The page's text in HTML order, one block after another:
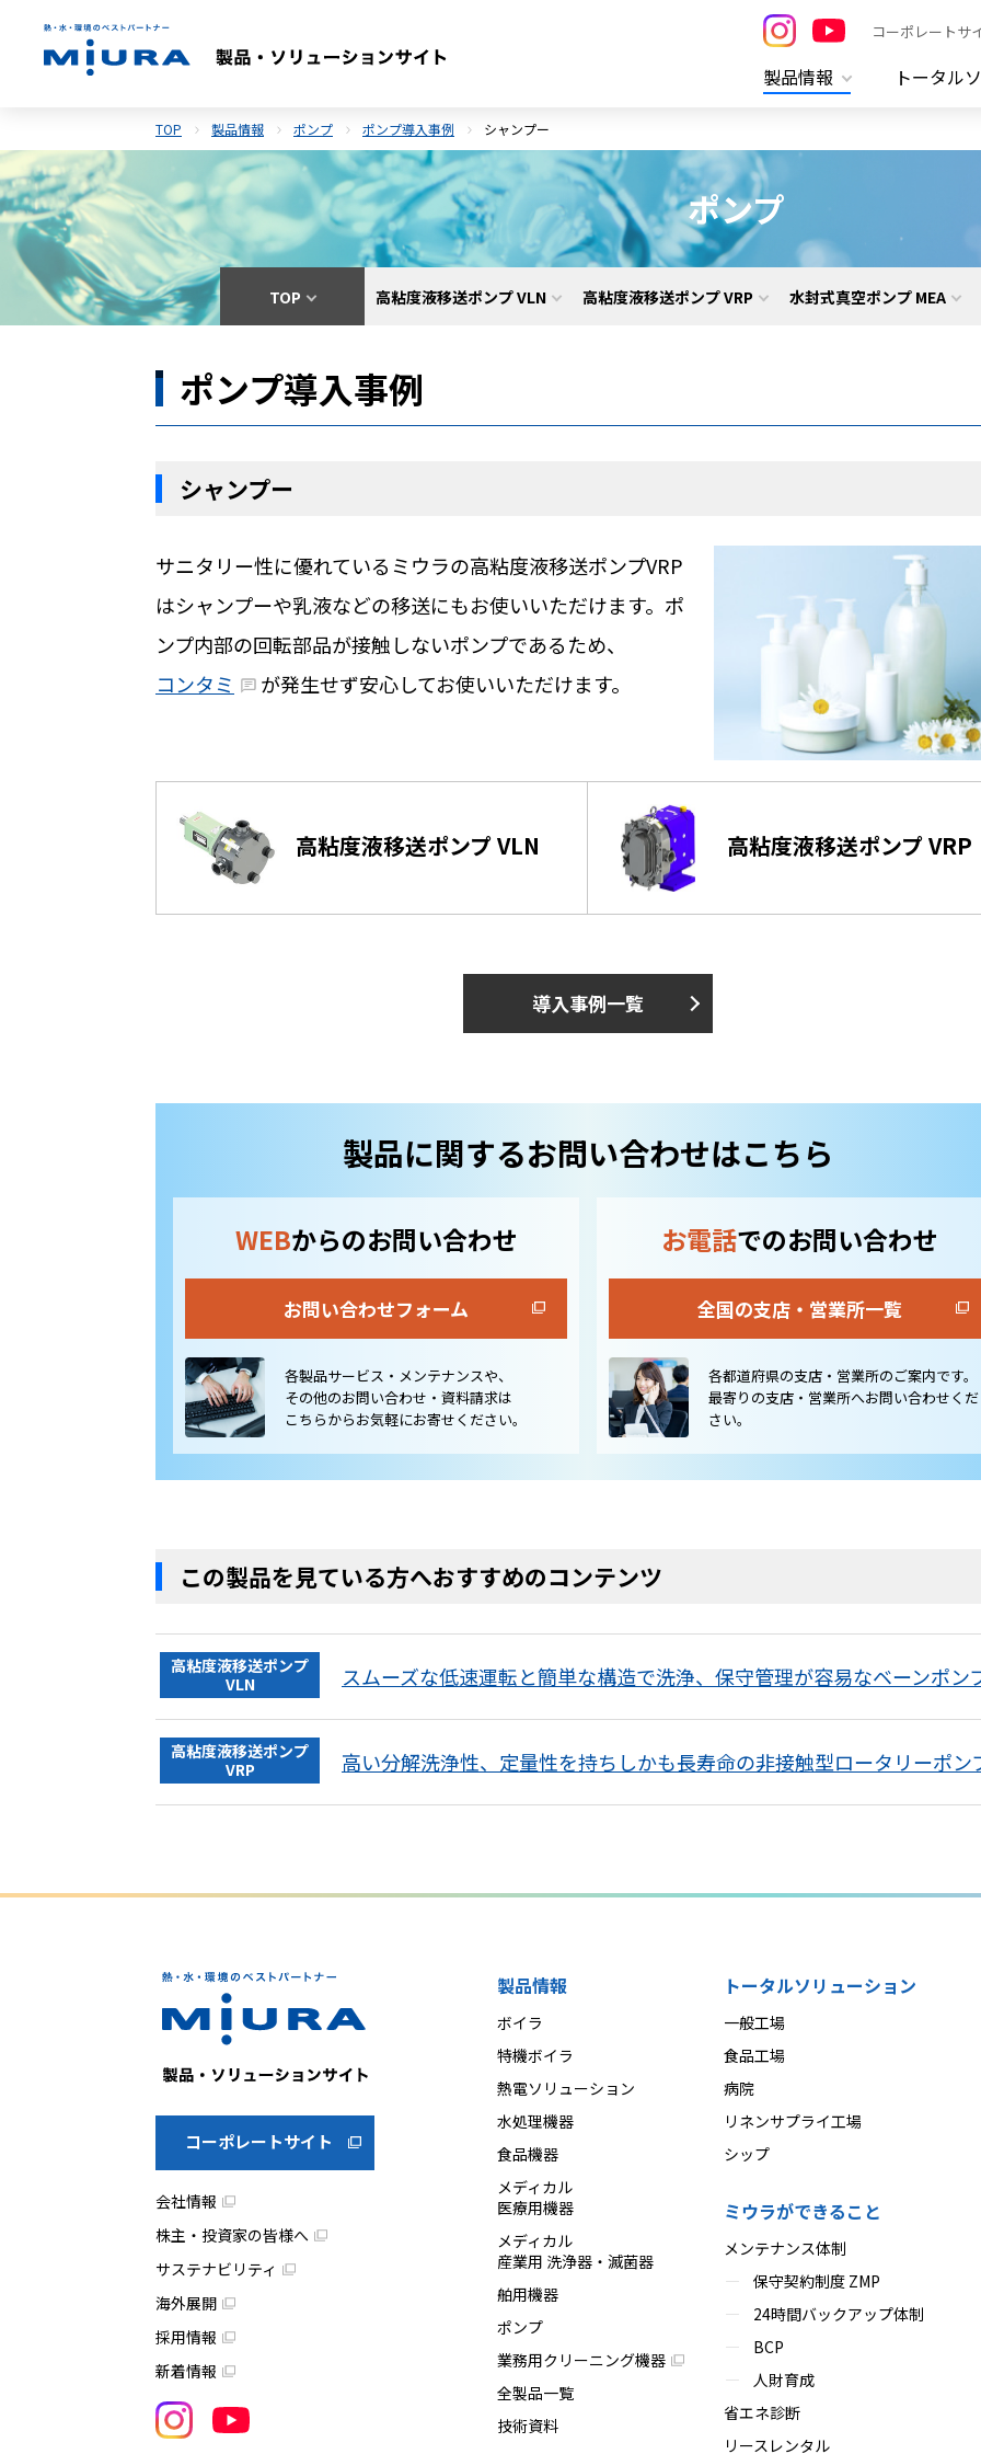
コーポレートサ
製品情報 トータル
TOP 製品情報 ポンプ ポンプ導入事例 シャンプー
ポンプ
TOP 高粘度液移送ポンプ VLN 高粘度液移送ポンプ VRP 水封式真空ポンプ MEA
ポンプ導入事例
シャンプー
サニタリー性に優れているミウラの高粘度液移送ポンプVRP
はシャンプーや乳液などの移送にもお使いいただけます。ポ
ンプ内部の回転部品が接触しないポンプであるため、
コンタミ
が発生せず安心してお使いいただけます。
高粘度液移送ポンプ VLN 高粘度液移送ポンプ VRP
導入事例一覧
製品に関するお問い合わせはこちら
WEBからのお問い合わせ
お問い合わせフォーム
各製品サービス・メンテナンスや、
その他のお問い合わせ・資料請求は
こちらからお気軽にお寄せください。
お電話でのお問い合わせ
全国の支店・営業所一覧
各都道府県の支店・営業所のご案内です。
最寄りの支店・営業所へお問い合わせくだ
さい。
この製品を見ている方へおすすめのコンテンツ
高粘度液移送ポンプ
VLN
スムーズな低速運転と簡単な構造で洗浄、保守管理が容易なベーンポン
高粘度液移送ポンプ
VRP
高い分解洗浄性、定量性を持ちしかも長寿命の非接触型ロータリーポン
コーポレートサイト
会社情報
株主・投資家の皆様へ
サステナビリティ
海外展開
採用情報
新着情報
製品情報
ボイラ
特機ボイラ
熱電ソリューション
水処理機器
食品機器
メディカル
医療用機器
メディカル
産業用 洗浄器・滅菌器
舶用機器
ポンプ
業務用クリーニング機器
全製品一覧
技術資料
トータルソリューション
一般工場
食品工場
病院
リネンサプライ工場
シップ
ミウラができること
メンテナンス体制
保守契約制度 ZMP
24時間バックアップ体制
BCP
人財育成
省エネ診断
リースレンタル